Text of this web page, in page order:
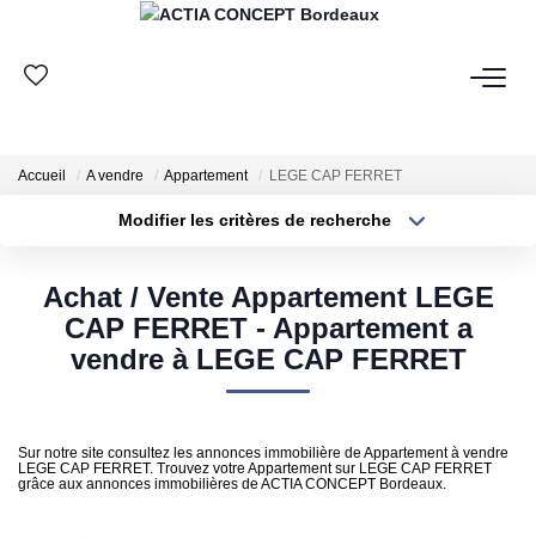
Notre Équipe
Nos Actualités
Nos Avis Clients
NOS MÉTIERS
Accueil A vendre Appartement LEGE CAP FERRET
Modifier les critères de recherche
Sélectionnez...
Type de bien
Surface min
Achat / Vente Appartement LEGE
CAP FERRET - Appartement a
vendre à LEGE CAP FERRET
Sur notre site consultez les annonces immobilière de Appartement à vendre
LEGE CAP FERRET. Trouvez votre Appartement sur LEGE CAP FERRET
grâce aux annonces immobilières de ACTIA CONCEPT Bordeaux.